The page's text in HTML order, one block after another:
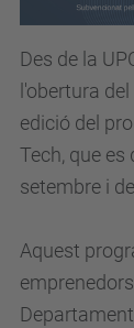
Des de la
l'obertura
edició del
Tech, que
setembre i
Aquest